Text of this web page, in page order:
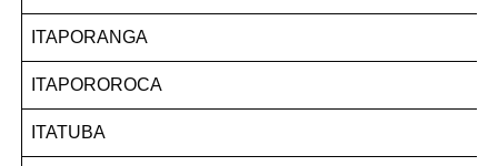
ITAPORANGA
ITAPOROROCA
ITATUBA